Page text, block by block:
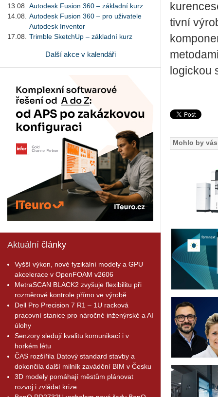
13.08.
Autodesk Fusion 360 – základní kurz
14.08.
Autodesk Fusion 360 – pro uživatele
Autodesk Inventor
17.08.
Trimble SketchUp – základní kurz
Další akce v kalendáři
Aktuální články
Vyšší výkon, nové fyzikální modely a GPU
akcelerace v OpenFOAM v2606
MetraSCAN BLACK2 zvyšuje flexibilitu při
rozměrové kontrole přímo ve výrobě
Dell Pro Precision 7 R1 – 1U racková
pracovní stanice pro náročné inženýrské a AI
úlohy
Senzory sledují kvalitu komunikací i v
horkém létu
ČAS rozšířila Datový standard stavby a
dokončila další milník zavádění BIM v Česku
3D modely pomáhají městům plánovat
rozvoj i zvládat krize
tiv­ní
lo­gic­kou
Mohlo by